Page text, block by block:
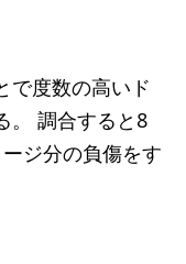
で度数の高いド
。 調合すると8
ジ分の負傷をす